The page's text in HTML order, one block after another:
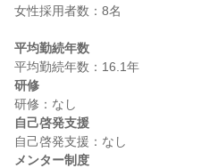
女性採用者数：8名
平均勤続年数
研修
自己啓発支援
メンター制度